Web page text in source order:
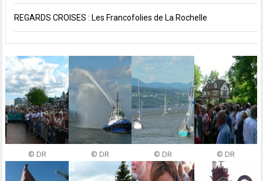
REGARDS CROISES : Les Francofolies de La Rochelle
© DR © DR © DR © DR